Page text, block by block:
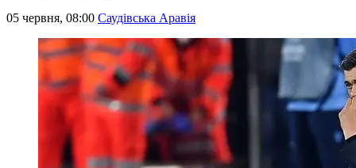
05 червня, 08:00 Саудівська Аравія